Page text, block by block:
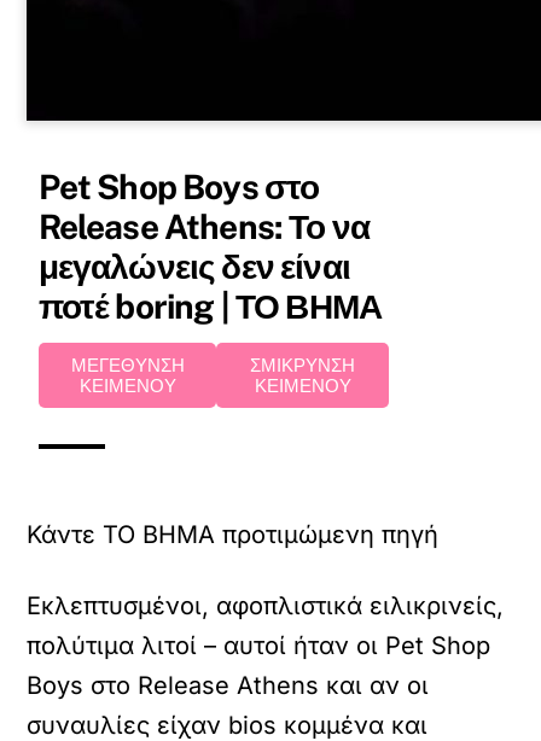
Pet Shop Boys στο
Release Athens: Το να
μεγαλώνεις δεν είναι
ποτέ boring | ΤΟ ΒΗΜΑ
ΜΕΓΕΘΥΝΣΗ
ΚΕΙΜΕΝΟΥ
ΣΜΙΚΡΥΝΣΗ
ΚΕΙΜΕΝΟΥ
Κάντε TO BHMA προτιμώμενη πηγή
Εκλεπτυσμένοι, αφοπλιστικά ειλικρινείς,
πολύτιμα λιτοί – αυτοί ήταν οι Pet Shop
Boys στο Release Athens και αν οι
συναυλίες είχαν bios κομμένα και